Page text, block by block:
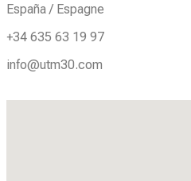
España / Espagne
+34 635 63 19 97
info@utm30.com